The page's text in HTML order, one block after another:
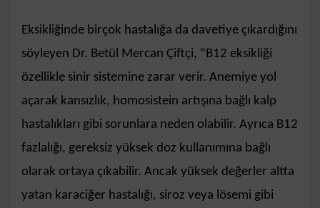
Eksikliğinde birçok hastalığa da davetiye çıkardığını
söyleyen Dr. Betül Mercan Çiftçi, “B12 eksikliği
özellikle sinir sistemine zarar verir. Anemiye yol
açarak kansızlık, homosistein artışına bağlı kalp
hastalıkları gibi sorunlara neden olabilir. Ayrıca B12
fazlalığı, gereksiz yüksek doz kullanımına bağlı
olarak ortaya çıkabilir. Ancak yüksek değerler altta
yatan karaciğer hastalığı, siroz veya lösemi gibi